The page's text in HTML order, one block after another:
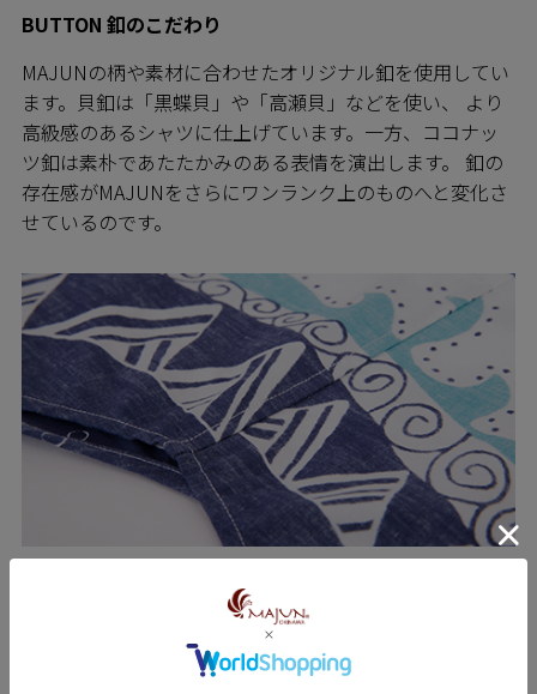
BUTTON 釦のこだわり
MAJUNの柄や素材に合わせたオリジナル釦を使用してい
ます。貝釦は「黒蝶貝」や「高瀬貝」などを使い、 より
高級感のあるシャツに仕上げています。一方、ココナッ
ツ釦は素朴であたたかみのある表情を演出します。 釦の
存在感がMAJUNをさらにワンランク上のものへと変化さ
せているのです。
SEWING 縫製のこだわり
MAJUNシャツは日進商会の子会社で基幹工場であるニチ
ハン繊維の熟練の技をもつ職人たちによって一枚一枚丁